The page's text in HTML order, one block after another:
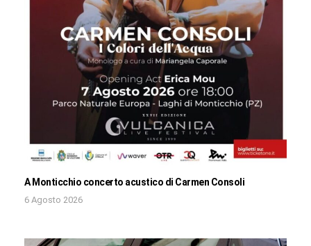
A Monticchio concerto acustico di Carmen Consoli
6 Agosto 2026